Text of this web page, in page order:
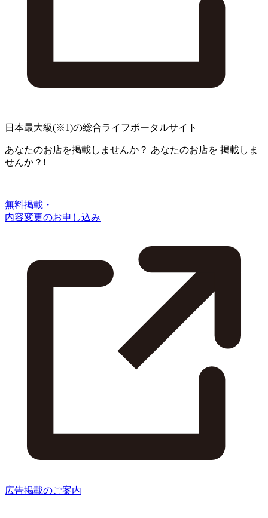
日本最大級(※1)の総合ライフポータルサイト
あなたのお店を掲載しませんか？ あなたのお店を 掲載しま
せんか？!
無料掲載・
内容変更のお申し込み
広告掲載のご案内